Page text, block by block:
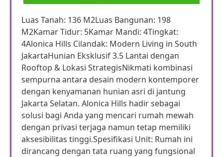
Luas Tanah: 136 M2Luas Bangunan: 198
M2Kamar Tidur: 5Kamar Mandi: 4Tingkat:
4Alonica Hills Cilandak: Modern Living in South
JakartaHunian Eksklusif 3.5 Lantai dengan
Rooftop & Lokasi StrategisNikmati kombinasi
sempurna antara desain modern kontemporer
dengan kenyamanan hunian asri di jantung
Jakarta Selatan. Alonica Hills hadir sebagai
solusi bagi Anda yang mencari rumah mewah
dengan privasi terjaga namun tetap memiliki
aksesibilitas tinggi.Spesifikasi Unit: Rumah ini
dirancang dengan tata ruang yang fungsional